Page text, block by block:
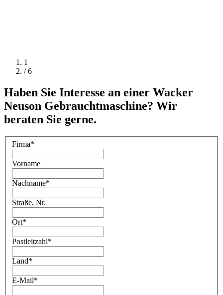
1
/ 6
Haben Sie Interesse an einer Wacker
Neuson Gebrauchtmaschine? Wir
beraten Sie gerne.
Firma*
Vorname
Nachname*
Straße, Nr.
Ort*
Postleitzahl*
Land*
E-Mail*